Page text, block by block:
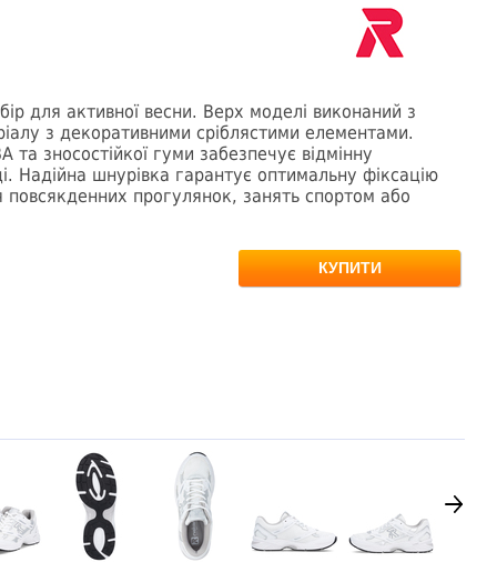
для активної весни. Верх моделі виконаний з
з декоративними сріблястими елементами.
та зносостійкої гуми забезпечує відмінну
шнурівка гарантує оптимальну фіксацію
повсякденних прогулянок, занять спортом або